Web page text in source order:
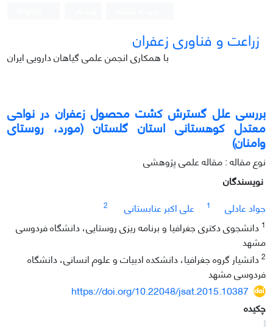
زراعت و فناوری زعفران
با همکاری انجمن علمی گیاهان دارویی ایران
بررسی علل گسترش کشت محصول زعفران در نواحی
معتدل کوهستانی استان گلستان (مورد، روستای
وامنان)
نوع مقاله : مقاله علمی پژوهشی
نویسندگان
جواد عادلی
1 علی اکبر عنابستانی
2
1 دانشجوی دکتری جغرافیا و برنامه ریزی روستایی، دانشگاه فردوسی
مشهد
2دانشیار گروه جغرافیا، دانشکده ادبیات و علوم انسانی، دانشگاه
فردوسی مشهد
https://doi.org/10.22048/jsat.2015.10387
چکیده